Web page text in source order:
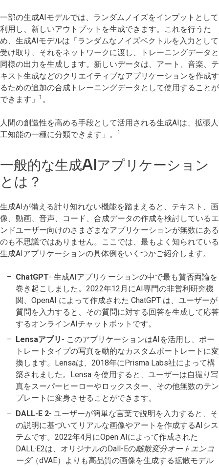
一部の生成AIモデルでは、ランダムノイズをインプットとして
利用し、新しいアウトプットを生成できます。これを行うた
め、生成AIモデルは「ランダムなノイズベクトルを入力として
受け取り、それをネットワークに渡し、トレーニングデータと
同様の出力を生成します。新しいデータは、アート、音楽、テ
キスト生成などのクリエイティブなアプリケーションを作成す
るための追加の合成トレーニングデータとして使用することが
できます」
1 。
人間の創造性を高める手段として活用される生成AIは、拡張人
工知能の一種に分類できます」。
1
一般的な生成AIアプリケーション
とは？
生成AIが備える計り知れない機能を踏まえると、テキスト、画
像、動画、音声、コード、合成データの作成を検討しているエ
ンドユーザー向けのさまざまなアプリケーションが無数にある
のも不思議ではありません。ここでは、最もよく知られている
生成AIアプリケーションの具体例をいくつかご紹介します。
ChatGPT- 生成AIアプリケーションの中で最も賛否両論を
巻き起こしました。2022年12月にAI専門の非営利研究機
関、OpenAI によって作成された ChatGPT は、ユーザーが
質問を入力すると、その質問に対する回答を生成して応答
するオンラインAIチャットボットです。
Lensaアプリ - このアプリケーションはAIを活用し、ポー
トレートタイプの写真を動的なカスタムポートレートに変
換します。Lensaは、2018年にPrisma Labs社によって構
築されました。Lensa を使用すると、ユーザーは自撮り写
真をスーパーヒーローやロックスター、その他無数のテン
プレートに変身させることができます。
DALL-E 2- ユーザーが簡単な言葉で説明を入力すると、そ
の説明に基づいてリアルな画像やアートを作成するAIシス
テムです。2022年4月にOpen AIによって作成された
DALL·E2は、オリジナルのDall-Eの離散変分オートエンコ
ーダ（dVAE）よりも高品質の画像を生成する拡散モデル